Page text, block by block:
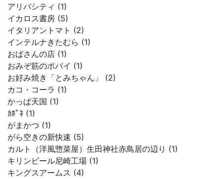
アリバシティ (1)
イカロス書房 (5)
イタリアントマト (2)
インテルナきたむら (1)
おばさんの店 (1)
おみぞ筋のポパイ (1)
お好み焼き「とみちゃん」 (2)
カコ・コーラ (1)
かっぱ天国 (1)
ｶﾎﾟﾈ (1)
がまかつ (1)
がら空きの新快速 (5)
カルト（洋風惣菜屋）生田神社赤鳥居の辺り (1)
キリンビール尼崎工場 (1)
キングスアームス (4)